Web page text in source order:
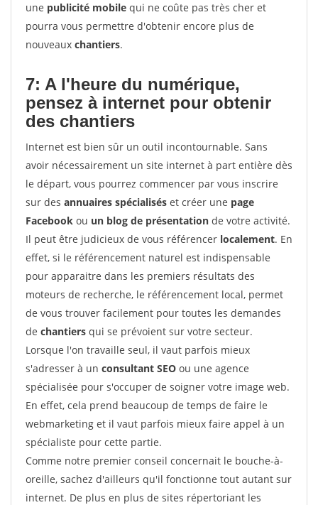
une publicité mobile qui ne coûte pas très cher et
pourra vous permettre d'obtenir encore plus de
nouveaux chantiers.
7: A l'heure du numérique,
pensez à internet pour obtenir
des chantiers
Internet est bien sûr un outil incontournable. Sans
avoir nécessairement un site internet à part entière dès
le départ, vous pourrez commencer par vous inscrire
sur des annuaires spécialisés et créer une page
Facebook ou un blog de présentation de votre activité.
Il peut être judicieux de vous référencer localement. En
effet, si le référencement naturel est indispensable
pour apparaitre dans les premiers résultats des
moteurs de recherche, le référencement local, permet
de vous trouver facilement pour toutes les demandes
de chantiers qui se prévoient sur votre secteur.
Lorsque l'on travaille seul, il vaut parfois mieux
s'adresser à un consultant SEO ou une agence
spécialisée pour s'occuper de soigner votre image web.
En effet, cela prend beaucoup de temps de faire le
webmarketing et il vaut parfois mieux faire appel à un
spécialiste pour cette partie.
Comme notre premier conseil concernait le bouche-à-
oreille, sachez d'ailleurs qu'il fonctionne tout autant sur
internet. De plus en plus de sites répertoriant les